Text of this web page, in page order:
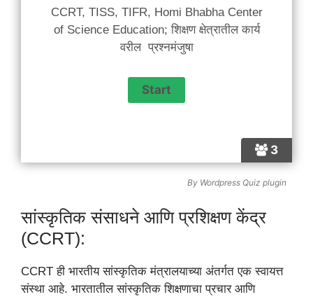
3
CCRT, TISS, TIFR, Homi Bhabha Center
of Science Education; शिक्षण क्षेत्रातील कार्य
वरील प्रश्नमंजुषा
By Wordpress Quiz plugin
सांस्कृतिक संसाधने आणि प्रशिक्षण केंद्र
(CCRT):
CCRT ही भारतीय सांस्कृतिक मंत्रालयाच्या अंतर्गत एक स्वायत्त
संस्था आहे. भारतातील सांस्कृतिक शिक्षणाचा प्रचार आणि